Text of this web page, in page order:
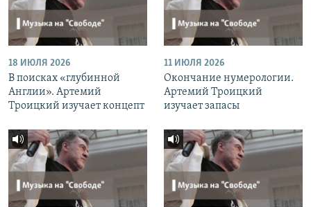
18 ИЮЛЯ 2026
В поисках «глубинной
Англии». Артемий
Троицкий изучает концепт
11 ИЮЛЯ 2026
Окончание нумерологии.
Артемий Троицкий
изучает запасы